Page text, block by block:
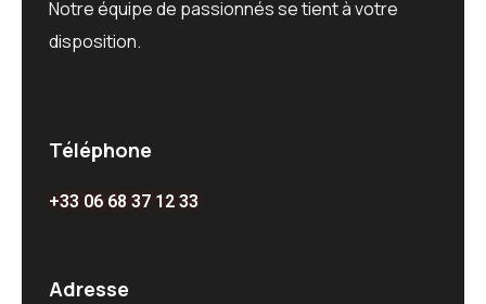
Notre équipe de passionnés se tient à votre
disposition.
Téléphone
+33 06 68 37 12 33
Adresse